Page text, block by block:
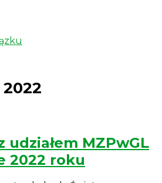
udziałem MZPwGL
2022 roku